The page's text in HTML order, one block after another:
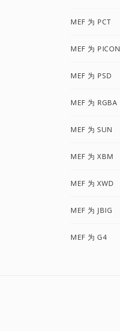
MEF 为 PCT
MEF 为 PICON
MEF 为 PSD
MEF 为 RGBA
MEF 为 SUN
MEF 为 XBM
MEF 为 XWD
MEF 为 JBIG
MEF 为 G4